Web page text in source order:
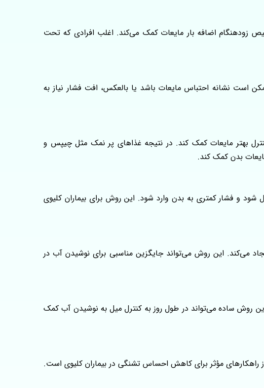
زودهنگام اضافه‌ بار مایعات کمک می‌کند. اغلب افرادی که تحت
است نشانه احتباس مایعات باشد یا بالعکس، افت فشار نیاز به
بهتر مایعات کمک کند. در نتیجه غذاهای پر نمک مثل چیپس و
بدن کمک کند.
و فشار کمتری به بدن وارد شود. این روش برای بیماران کلیوی
این روش می‌تواند جایگزین مناسبی برای نوشیدن آب در
روش ساده می‌تواند در طول روز به کنترل میل به نوشیدن آب کمک
مؤثر برای کاهش احساس تشنگی در بیماران کلیوی است.